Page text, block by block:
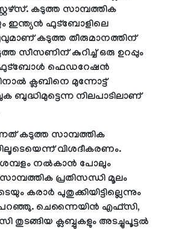
കടുത്ത സാമ്പത്തിക
ഇന്ത്യന്‍ ഫുട്‌ബോളിലെ
കടുത്ത തീരുമാനത്തിന്
സീസണിന് കുറിച്ച് ഒരു ഉറപ്പും
ഫുട്‌ബോള്‍ ഫെഡറേഷന്‍
ക്ലബിനെ മുന്നോട്ട്
നിലപാടിലാണ്
കടുത്ത സാമ്പത്തിക
വിശദീകരണം.
ശമ്പളം നല്‍കാന്‍ പോലും
സാമ്പത്തിക പ്രതിസന്ധി മൂലം
കരാര്‍ പുതുക്കിയിട്ടില്ലെന്നും
പറഞ്ഞു. ചെന്നൈയിന്‍ എഫ്‌സി,
തുടങ്ങിയ ക്ലബ്ബുകളും അടച്ചുപൂട്ടല്‍